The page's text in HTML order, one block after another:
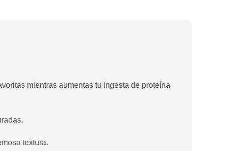
mientras aumentas tu ingesta de proteína
textura.